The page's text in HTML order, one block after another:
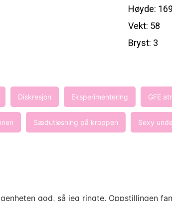
Høyde: 169
Vekt: 58
Bryst: 3
Diskresjon Eksperimentering GFE
Sædutløsning på kroppen Sexy
god, så jeg ringte. Oppstillingen